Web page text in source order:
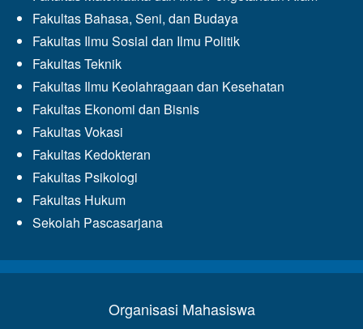
Fakultas Bahasa, Seni, dan Budaya
Fakultas Ilmu Sosial dan Ilmu Politik
Fakultas Teknik
Fakultas Ilmu Keolahragaan dan Kesehatan
Fakultas Ekonomi dan Bisnis
Fakultas Vokasi
Fakultas Kedokteran
Fakultas Psikologi
Fakultas Hukum
Sekolah Pascasarjana
Organisasi Mahasiswa